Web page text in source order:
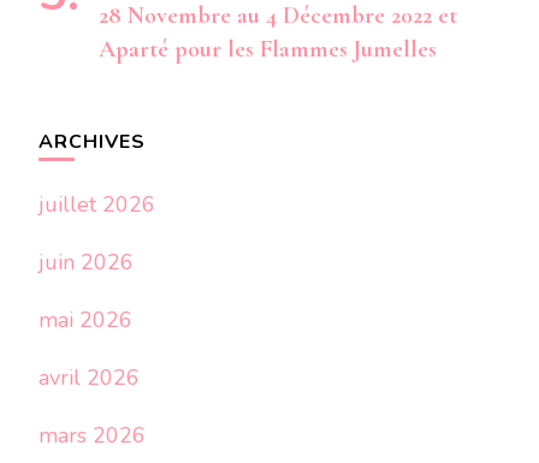
28 Novembre au 4 Décembre 2022 et
Aparté pour les Flammes Jumelles
ARCHIVES
juillet 2026
juin 2026
mai 2026
avril 2026
mars 2026